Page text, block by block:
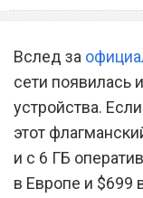
стоить
Вслед за
сети появилась
устройства.
этот
и с 6 ГБ
в Европе и $699